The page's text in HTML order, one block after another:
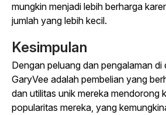
mungkin menjadi lebih berharga
jumlah yang lebih kecil.
Kesimpulan
Dengan peluang dan pengalaman
GaryVee adalah pembelian yang
dan utilitas unik mereka mendorong
popularitas mereka, yang